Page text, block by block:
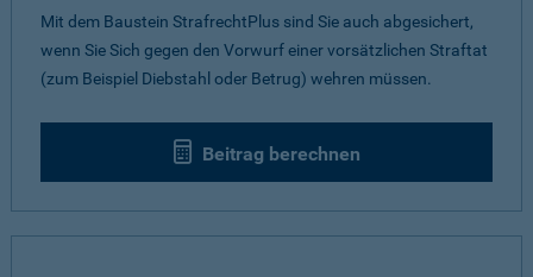
Mit dem Baustein StrafrechtPlus sind Sie auch abgesichert,
wenn Sie Sich gegen den Vorwurf einer vorsätzlichen Straftat
(zum Beispiel Diebstahl oder Betrug) wehren müssen.
Beitrag berechnen